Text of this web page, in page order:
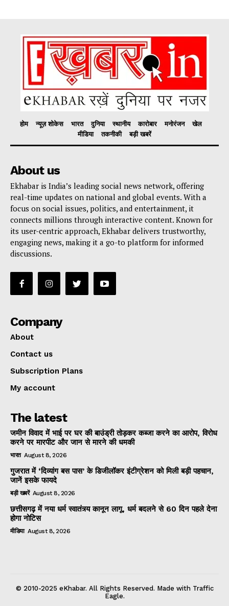
होम न्यूज़ शोकेस भारत दुनिया स्थानीय कारोबार मनोरंजन
खेल
मीडिया
तकनीकी बड़ी खबरें
About us
Ekhabar is India’s leading social news network, offering
real-time updates on national and global events. With a
focus on social issues, politics, and entertainment, it
connects millions through interactive content. Known for
its user-centric approach, Ekhabar delivers trustworthy,
engaging news, making it a go-to platform for informed
discussions.
Company
About
Contact us
Subscription Plans
My account
The latest
जमीन विवाद में भाई पर घर की बाउंड्री तोड़कर कब्जा करने का आरोप, विरोध
करने पर मारपीट और जान से मारने की धमकी
भारत August 8, 2026
गुजरात में ‘दिव्यांग बस पास’ के डिजीलॉकर इंटीग्रेशन को मिली बड़ी पहचान,
जानें इसके फायदे
बड़ी खबरें August 8, 2026
छत्तीसगढ़ में नया धर्म स्वातंत्र्य कानून लागू, धर्म बदलने से 60 दिन पहले देना
होगा नोटिस
मीडिया August 8, 2026
© 2010-2025 eKhabar. All Rights Reserved. Made with Traffic
Eagle.